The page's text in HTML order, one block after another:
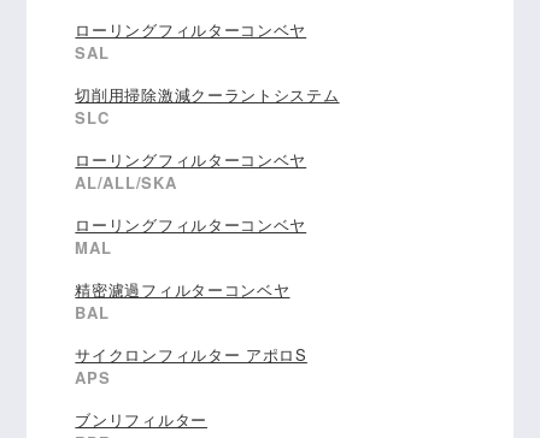
ローリングフィルターコンベヤ
SAL
切削用掃除激減クーラントシステム
SLC
ローリングフィルターコンベヤ
AL/ALL/SKA
ローリングフィルターコンベヤ
MAL
精密濾過フィルターコンベヤ
BAL
サイクロンフィルター アポロS
APS
ブンリフィルター